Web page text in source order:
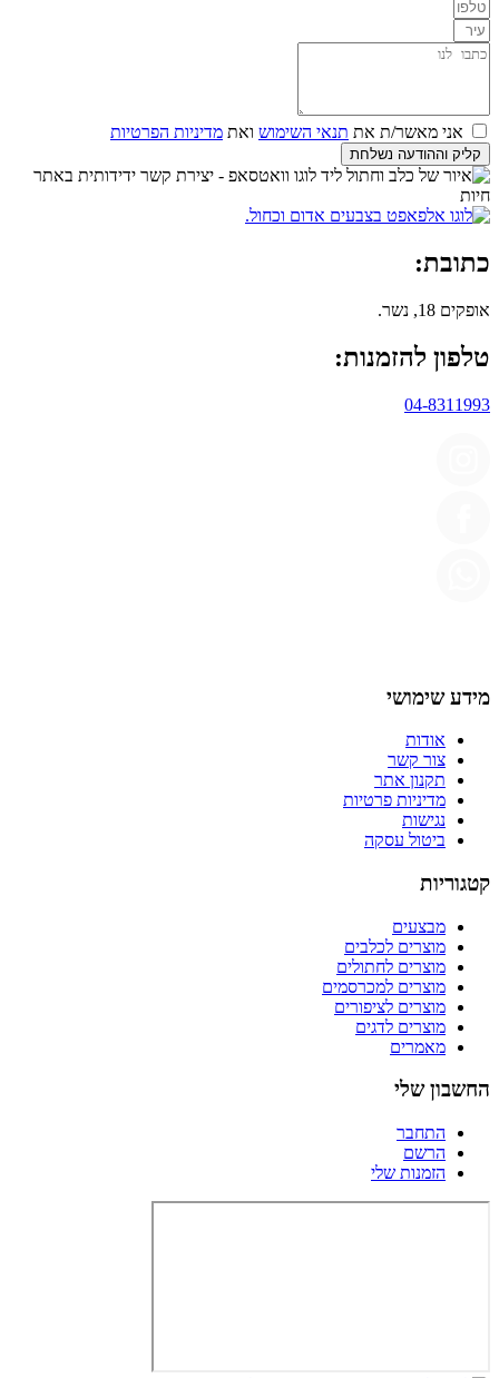
אני מאשר/ת את תנאי השימוש ואת מדיניות הפרטיות
קליק וההודעה נשלחת
כתובת:
אופקים 18, נשר.
טלפון להזמנות:
04-8311993
מידע שימושי
אודות
צור קשר
תקנון אתר
מדיניות פרטיות
נגישות
ביטול עסקה
קטגוריות
מבצעים
מוצרים לכלבים
מוצרים לחתולים
מוצרים למכרסמים
מוצרים לציפורים
מוצרים לדגים
מאמרים
החשבון שלי
התחבר
הרשם
הזמנות שלי